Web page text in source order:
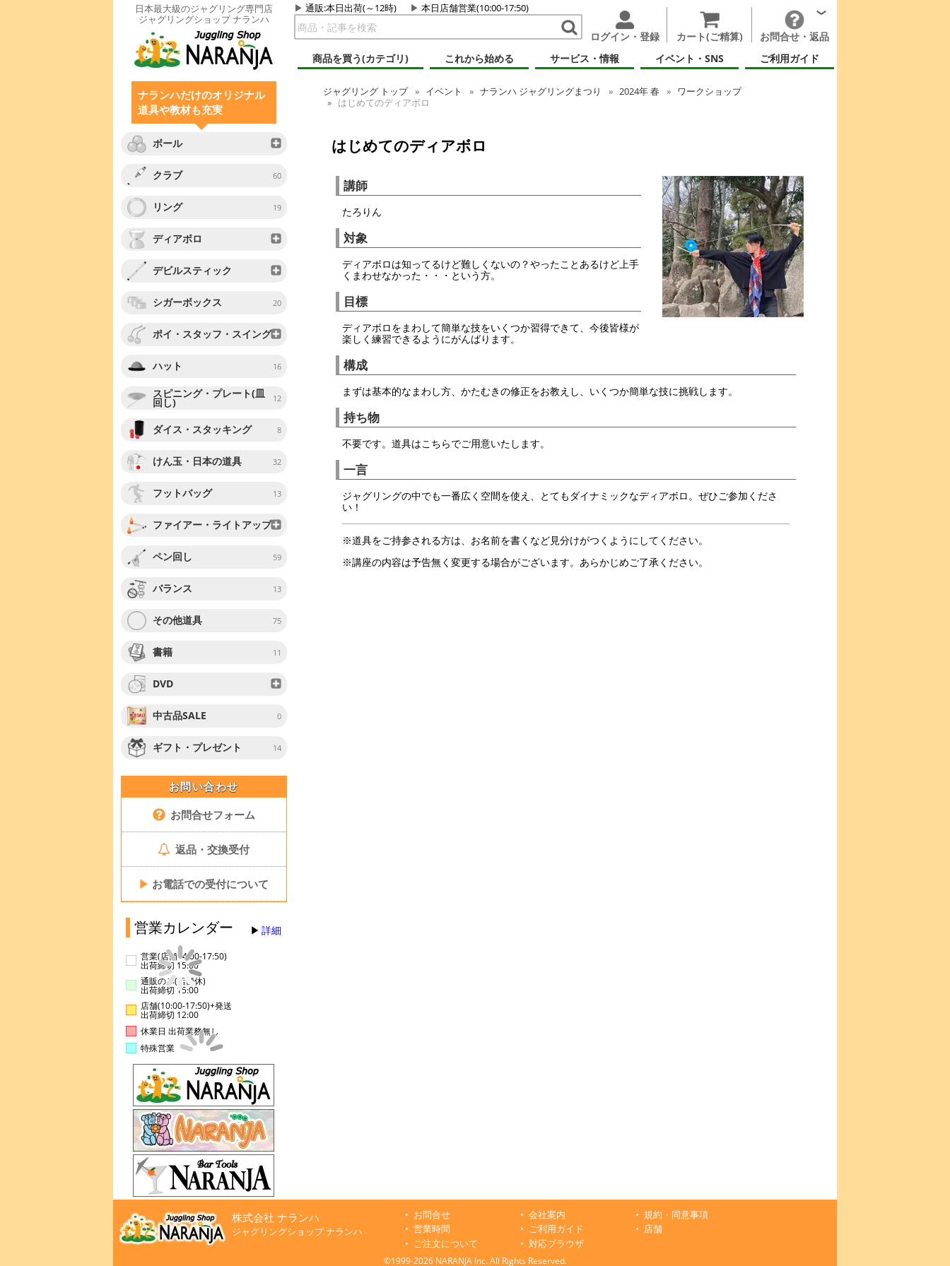
日本最大級のジャグリング専門店
ジャグリングショップ ナランハ
通販:本日出荷(～12時) 本日店舗営業(10:00-17:50)
ログイン・登録 カート(ご精算)
お問合せ・返品
商品を買う(カテゴリ)
これから始める サービス・情報 イベント・SNS ご利用ガイド
ナランハだけのオリジナル
道具や教材も充実
ボール
クラブ 60
リング 19
ディアボロ
デビルスティック
シガーボックス 20
ポイ・スタッフ・スイング
ハット 16
スピニング・プレート(皿
回し) 12
ダイス・スタッキング 8
けん玉・日本の道具 32
フットバッグ 13
ファイアー・ライトアップ
ペン回し 59
バランス 13
その他道具 75
書籍 11
DVD
中古品SALE 0
ギフト・プレゼント 14
お問い合わせ
お問合せフォーム
返品・交換受付
▶ お電話での受付について
営業カレンダー 詳細
営業(店舗14:00-17:50)
出荷締切 15:00
通販のみ(店舗休)
出荷締切 15:00
店舗(10:00-17:50)+発送
出荷締切 12:00
休業日 出荷業務無し
特殊営業
ジャグリングトップ イベント ナランハ ジャグリングまつり 2024年 春
ワークショップ
はじめてのディアボロ
はじめてのディアボロ
講師
たろりん
対象
ディアボロは知ってるけど難しくないの？やったことあるけど上手
くまわせなかった・・・という方。
目標
ディアボロをまわして簡単な技をいくつか習得できて、今後皆様が
楽しく練習できるようにがんばります。
構成
まずは基本的なまわし方、かたむきの修正をお教えし、いくつか簡単な技に挑戦します。
持ち物
不要です。道具はこちらでご用意いたします。
一言
ジャグリングの中でも一番広く空間を使え、とてもダイナミックなディアボロ。ぜひご参加くださ
い！
※道具をご持参される方は、お名前を書くなど見分けがつくようにしてください。
※講座の内容は予告無く変更する場合がございます。あらかじめご了承ください。
株式会社 ナランハ
ジャグリングショップ ナランハ
お問合せ 会社案内
規約・同意事項
営業時間
ご利用ガイド
店舗
ご注文について
対応ブラウザ
©1999-2026 NARANJA Inc. All Rights Reserved.